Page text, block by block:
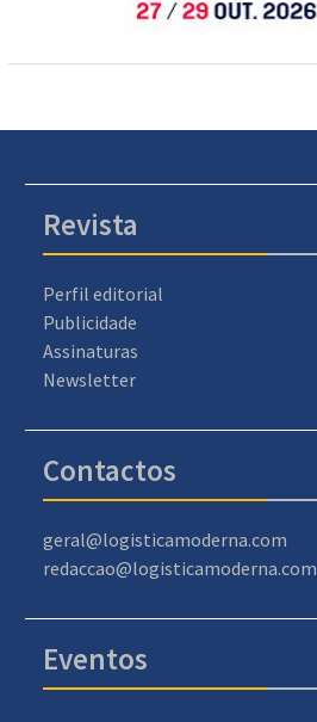
Revista
Perfil editorial
Publicidade
Assinaturas
Newsletter
Contactos
geral@logisticamoderna.com
redaccao@logisticamoderna.com
Eventos